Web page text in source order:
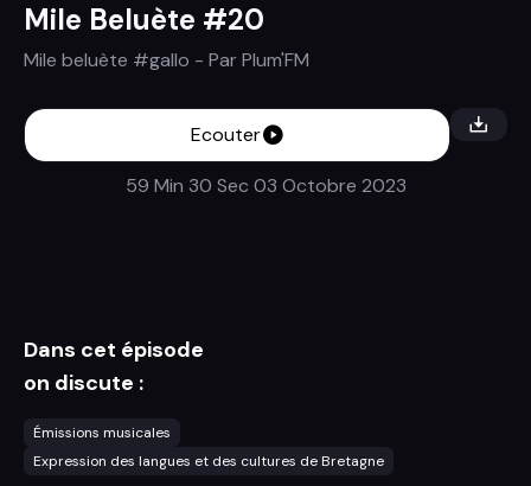
Mile Beluète #20
Mile beluète #gallo - ParPlum'FM
Ecouter
59 Min 30 Sec 03 Octobre 2023
Dans cet épisode
on discute :
Émissions musicales
Expression des langues et des cultures de Bretagne